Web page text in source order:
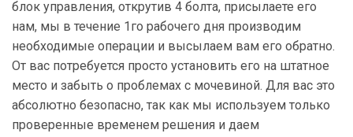
блок управления, открутив 4 болта, присылаете его
нам, мы в течение 1го рабочего дня производим
необходимые операции и высылаем вам его обратно.
От вас потребуется просто установить его на штатное
место и забыть о проблемах с мочевиной. Для вас это
абсолютно безопасно, так как мы используем только
проверенные временем решения и даем